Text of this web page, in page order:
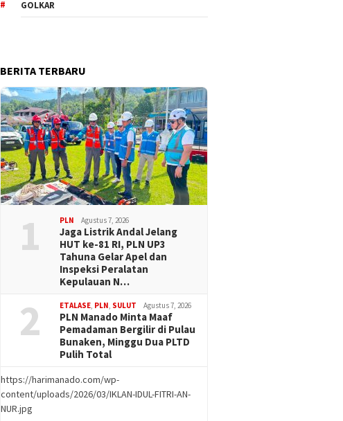
GOLKAR
BERITA TERBARU
1 PLN Agustus 7, 2026
Jaga Listrik Andal Jelang
HUT ke-81 RI, PLN UP3
Tahuna Gelar Apel dan
Inspeksi Peralatan
Kepulauan N…
2 ETALASE PLN SULUT Agustus 7, 2026
PLN Manado Minta Maaf
Pemadaman Bergilir di Pulau
Bunaken, Minggu Dua PLTD
Pulih Total
https://harimanado.com/wp-
content/uploads/2026/03/IKLAN-IDUL-FITRI-AN-
NUR.jpg